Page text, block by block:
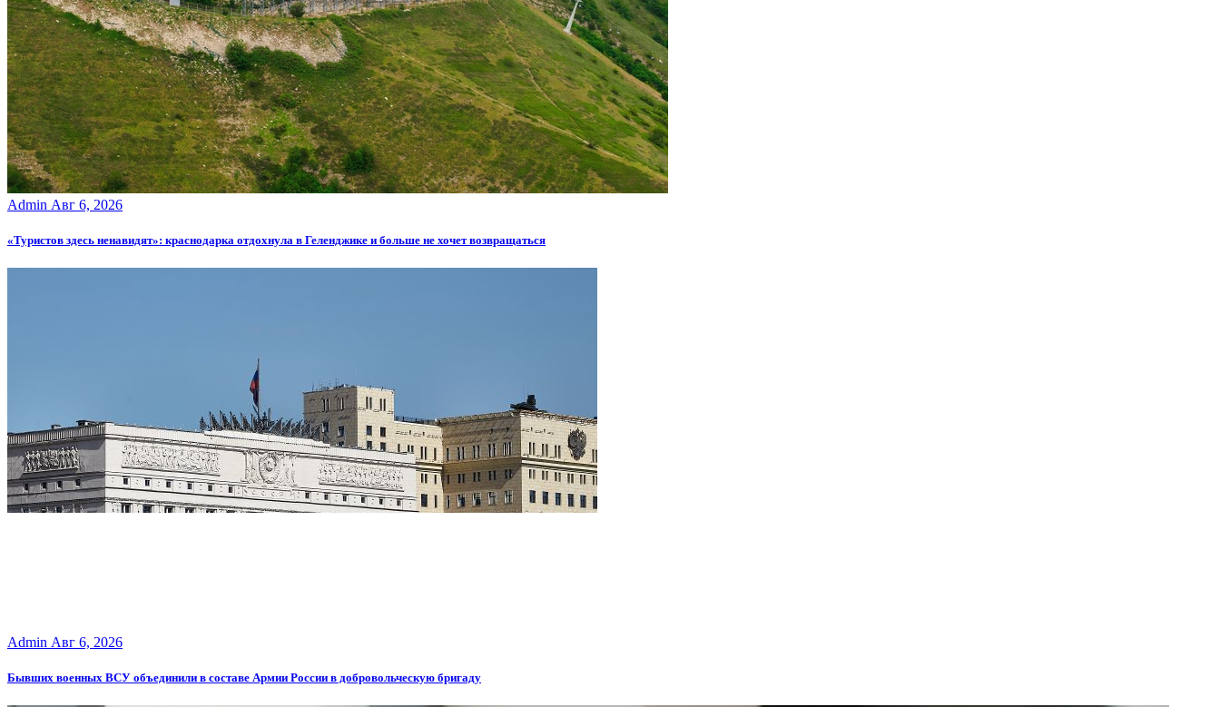
Admin Авг 6, 2026
«Туристов здесь ненавидят»: краснодарка отдохнула в Геленджике и больше не хочет возвращаться
Admin Авг 6, 2026
Бывших военных ВСУ объединили в составе Армии России в добровольческую бригаду